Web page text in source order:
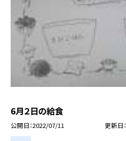
6月２日の給食
公開日 2022/07/11 更新日